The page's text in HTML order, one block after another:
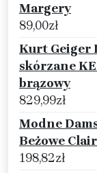
Margery
89,00zł
Kurt Geiger
skórzane
brązowy
829,99zł
Modne
Beżowe
198,82zł